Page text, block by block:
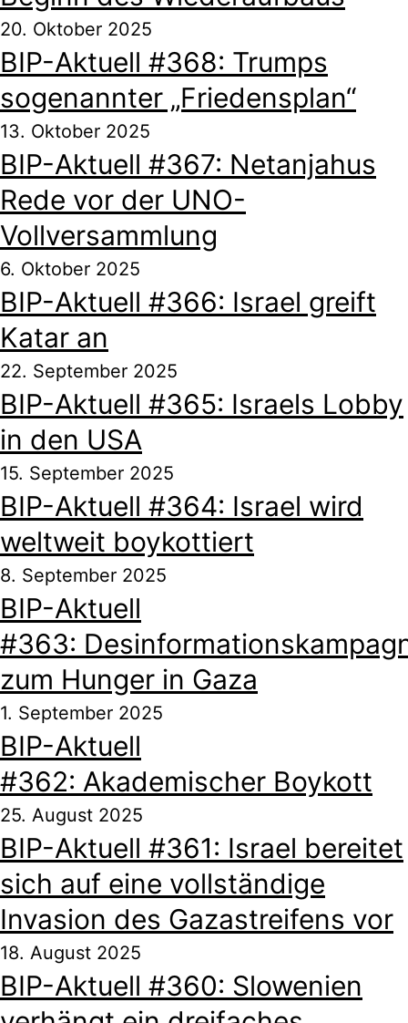
20. Oktober 2025
BIP-Aktuell #368: Trumps
sogenannter „Friedensplan“
13. Oktober 2025
BIP-Aktuell #367: Netanjahus
Rede vor der UNO-
Vollversammlung
6. Oktober 2025
BIP-Aktuell #366: Israel greift
Katar an
22. September 2025
BIP-Aktuell #365: Israels Lobby
in den USA
15. September 2025
BIP-Aktuell #364: Israel wird
weltweit boykottiert
8. September 2025
BIP-Aktuell
#363:
zum Hunger in Gaza
1. September 2025
BIP-Aktuell
#362: Akademischer Boykott
25. August 2025
BIP-Aktuell #361: Israel bereitet
sich auf eine vollständige
Invasion des Gazastreifens vor
18. August 2025
BIP-Aktuell #360: Slowenien